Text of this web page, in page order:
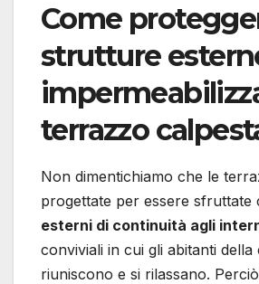
Come
strutture
terrazzo
Non dimentichiamo che le
progettate per essere sfruttate
esterni di continuità agli
conviviali in cui gli abitanti della
riuniscono e si rilassano.